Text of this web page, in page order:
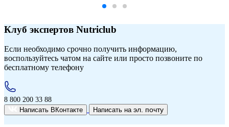
Клуб экспертов Nutriclub
Если необходимо срочно получить информацию,
воспользуйтесь чатом на сайте или просто позвоните по
бесплатному телефону
8 800 200 33 88
Написать ВКонтакте
Написать на эл. почту